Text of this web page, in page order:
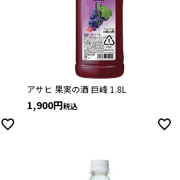
アサヒ 果実の酒 巨峰 1.8L
1,900 税込